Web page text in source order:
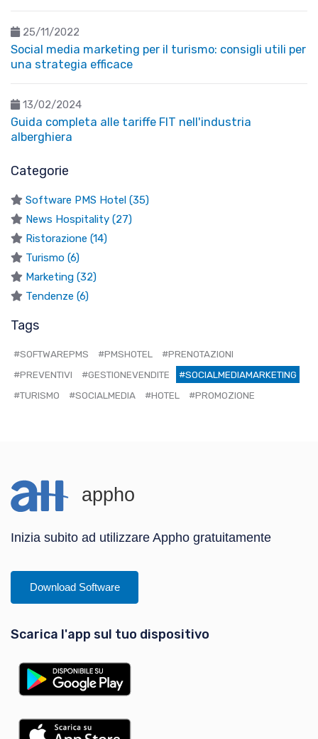
25/11/2022
Social media marketing per il turismo: consigli utili per
una strategia efficace
13/02/2024
Guida completa alle tariffe FIT nell'industria
alberghiera
Categorie
Software PMS Hotel (35)
News Hospitality (27)
Ristorazione (14)
Turismo (6)
Marketing (32)
Tendenze (6)
Tags
#SOFTWAREPMS #PMSHOTEL
#PRENOTAZIONI
#PREVENTIVI
#GESTIONEVENDITE
#SOCIALMEDIAMARKETING
#TURISMO
#SOCIALMEDIA #HOTEL #PROMOZIONE
appho
Inizia subito ad utilizzare Appho gratuitamente
Download Software
Scarica l'app sul tuo dispositivo